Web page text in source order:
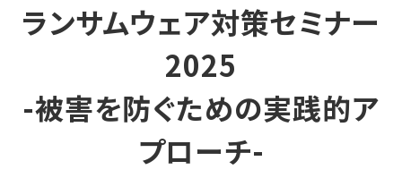
ランサムウェア対策セミナー
2025
-被害を防ぐための実践的ア
プローチ-